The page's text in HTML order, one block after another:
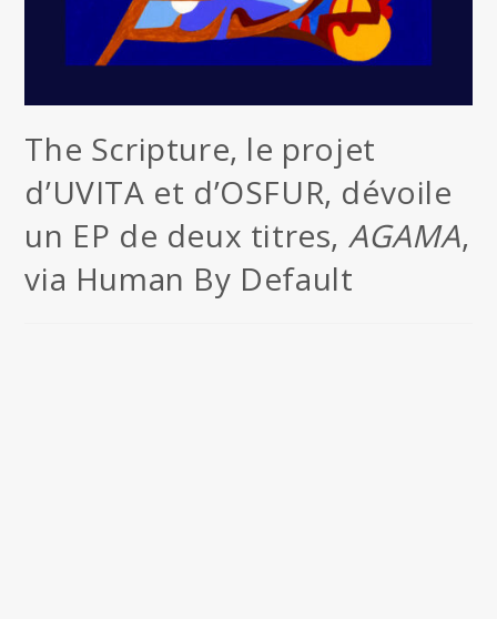
The Scripture, le projet
d’UVITA et d’OSFUR, dévoile
un EP de deux titres, AGAMA,
via Human By Default